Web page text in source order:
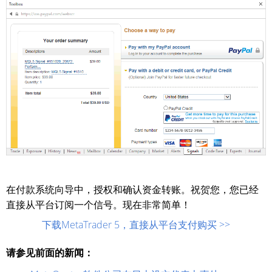
在付款系统向导中，授权和确认资金转账。祝贺您，您已经
直接从平台订阅一个信号。现在非常简单！
下载MetaTrader 5，直接从平台支付购买 >>
请参见前面的新闻：